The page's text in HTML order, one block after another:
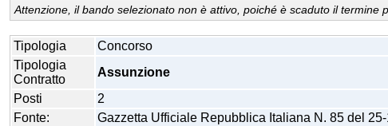
Attenzione, il bando selezionato non è attivo, poiché è scaduto il termine
Tipologia
Concorso
Tipologia
Contratto
Assunzione
Posti
2
Fonte:
Gazzetta Ufficiale Repubblica Italiana N. 85 del